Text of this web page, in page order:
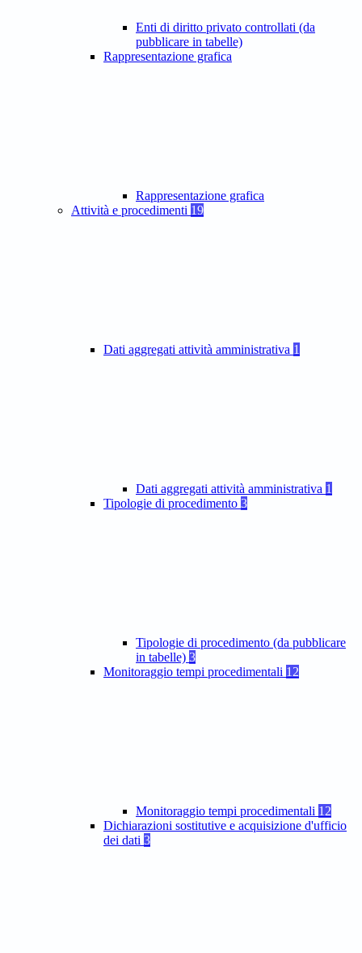
Enti di diritto privato controllati (da
pubblicare in tabelle)
Rappresentazione grafica
Rappresentazione grafica
Attività e procedimenti 19
Dati aggregati attività amministrativa 1
Dati aggregati attività amministrativa 1
Tipologie di procedimento 3
Tipologie di procedimento (da pubblicare
in tabelle) 3
Monitoraggio tempi procedimentali 12
Monitoraggio tempi procedimentali 12
Dichiarazioni sostitutive e acquisizione d'ufficio
dei dati 3